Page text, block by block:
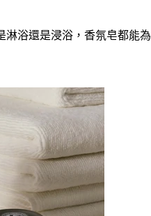
淋浴還是浸浴，香氛皂都能為